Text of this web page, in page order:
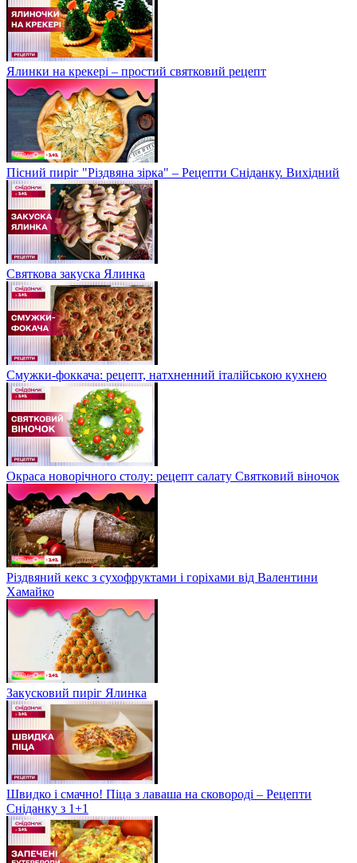
Ялинки на крекері – простий святковий рецепт
Пісний пиріг "Різдвяна зірка" – Рецепти Сніданку. Вихідний
Святкова закуска Ялинка
Смужки-фоккача: рецепт, натхненний італійською кухнею
Окраса новорічного столу: рецепт салату Святковий віночок
Різдвяний кекс з сухофруктами і горіхами від Валентини
Хамайко
Закусковий пиріг Ялинка
Швидко і смачно! Піца з лаваша на сковороді – Рецепти
Сніданку з 1+1